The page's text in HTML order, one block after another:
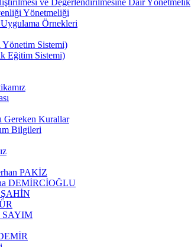
Yönetmeliği
Örnekleri
Sistemi)
Eğitim Sistemi)
Gereken Kurallar
Bilgileri
PAKİZ
DEMİRCİOĞLU
ŞAHİN
SAYIM